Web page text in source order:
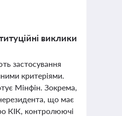
виклики
застосування
критеріями.
Мінфін. Зокрема,
що має
КІК, контролюючі